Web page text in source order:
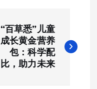
“百草悉”儿童
成长黄金营养
包：科学配
比，助力未来